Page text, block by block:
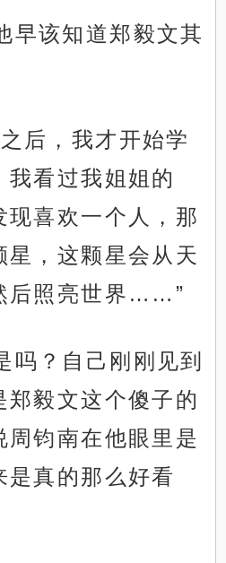
早该知道郑毅文其
后，我才开始学
我看过我姐姐的
现喜欢一个人，那
星，这颗星会从天
后照亮世界……”
吗？自己刚刚见到
郑毅文这个傻子的
周钧南在他眼里是
是真的那么好看